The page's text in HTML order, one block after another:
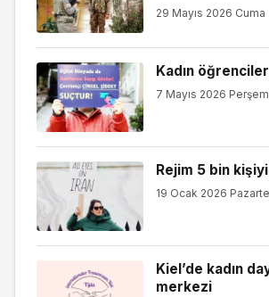
29 Mayıs 2026 Cuma
Kadın
7 Mayıs 2026
Rejim 5 bin
19 Ocak 2026
Kiel’de kadın
merkezi